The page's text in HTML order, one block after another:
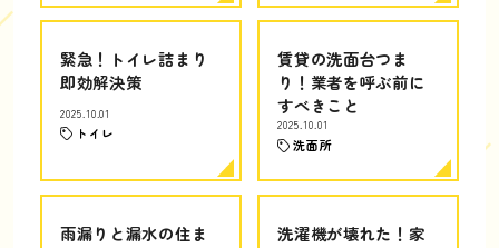
緊急！トイレ詰まり
即効解決策
2025.10.01
トイレ
賃貸の洗面台つま
り！業者を呼ぶ前に
すべきこと
2025.10.01
洗面所
雨漏りと漏水の住ま
洗濯機が壊れた！家